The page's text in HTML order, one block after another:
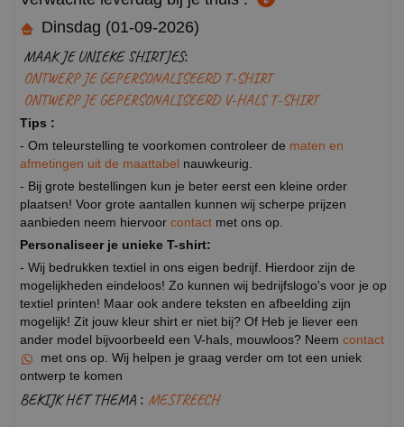
Dinsdag (01-09-2026)
MAAK JE UNIEKE SHIRTJES:
ONTWERP JE GEPERSONALISEERD T-SHIRT
ONTWERP JE GEPERSONALISEERD V-HALS T-SHIRT
Tips :
- Om teleurstelling te voorkomen controleer de maten en
afmetingen uit de maattabel nauwkeurig.
- Bij grote bestellingen kun je beter eerst een kleine order
plaatsen! Voor grote aantallen kunnen wij scherpe prijzen
aanbieden neem hiervoor contact met ons op.
Personaliseer je unieke T-shirt:
- Wij bedrukken textiel in ons eigen bedrijf. Hierdoor zijn de
mogelijkheden eindeloos! Zo kunnen wij bedrijfslogo's voor je op
textiel printen! Maar ook andere teksten en afbeelding zijn
mogelijk! Zit jouw kleur shirt er niet bij? Of Heb je liever een
ander model bijvoorbeeld een V-hals, mouwloos? Neem contact
met ons op. Wij helpen je graag verder om tot een uniek
ontwerp te komen
BEKIJK HET THEMA : MESTREECH